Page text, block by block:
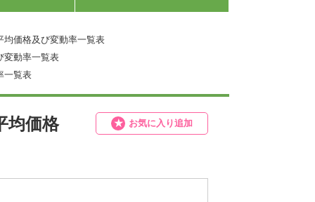
価格及び変動率一覧表
変動率一覧表
一覧表
均価格 お気に入り追加